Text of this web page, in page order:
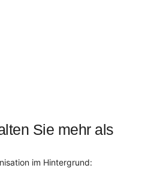
Sie mehr als
im Hintergrund: